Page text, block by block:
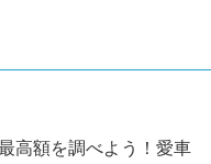
高額を調べよう！愛車